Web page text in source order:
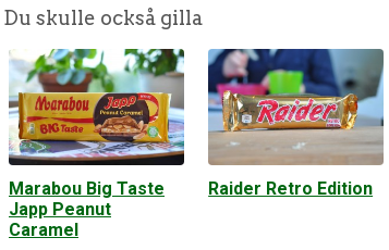
Du skulle också gilla
Marabou Big Taste
Japp Peanut
Caramel
Raider Retro Edition